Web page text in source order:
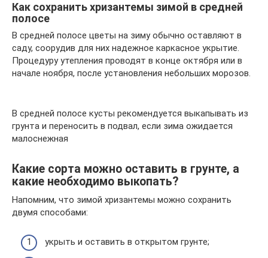
Как сохранить хризантемы зимой в средней
полосе
В средней полосе цветы на зиму обычно оставляют в
саду, соорудив для них надежное каркасное укрытие.
Процедуру утепления проводят в конце октября или в
начале ноября, после установления небольших морозов.
В средней полосе кусты рекомендуется выкапывать из
грунта и переносить в подвал, если зима ожидается
малоснежная
Какие сорта можно оставить в грунте, а
какие необходимо выкопать?
Напомним, что зимой хризантемы можно сохранить
двумя способами:
укрыть и оставить в открытом грунте;